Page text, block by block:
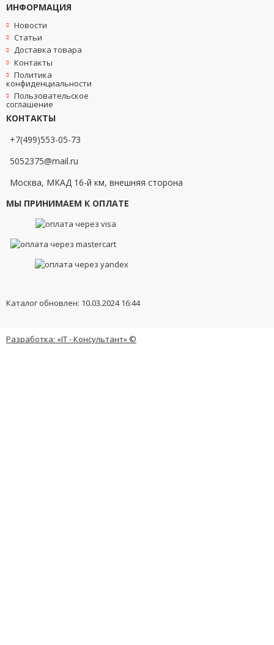
ИНФОРМАЦИЯ
Новости
Статьи
Доставка товара
Контакты
Политика
конфиденциальности
Пользовательское
соглашение
КОНТАКТЫ
+7(499)553-05-73
5052375@mail.ru
Москва, МКАД 16-й км, внешняя сторона
МЫ ПРИНИМАЕМ К ОПЛАТЕ
Каталог обновлен: 10.03.2024 16:44
Разработка: «IT - Консультант» ©